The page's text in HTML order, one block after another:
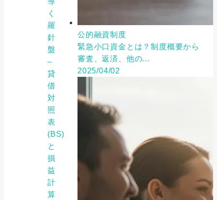
く
羅
針
盤
–
貸
借
対
照
表
(BS)
と
損
益
計
算
公的融資制度
緊急小口資金とは？制度概要から
審査、返済、他の...
2025/04/02